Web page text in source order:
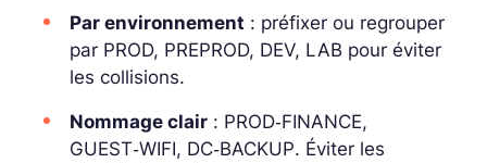
Par environnement : préfixer ou regrouper
par PROD, PREPROD, DEV, LAB pour éviter
les collisions.
Nommage clair : PROD‑FINANCE,
GUEST‑WIFI, DC‑BACKUP. Éviter les